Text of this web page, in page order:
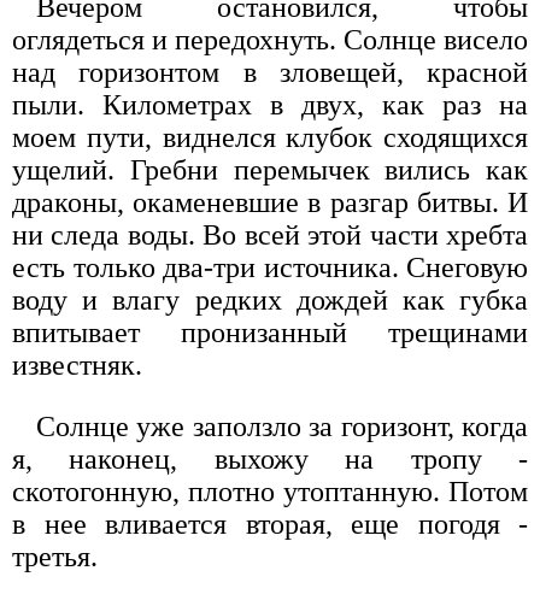
Вечером остановился, чтобы
оглядеться и передохнуть. Солнце висело
над горизонтом в зловещей, красной
пыли. Километрах в двух, как раз на
моем пути, виднелся клубок сходящихся
ущелий. Гребни перемычек вились как
драконы, окаменевшие в разгар битвы. И
ни следа воды. Во всей этой части хребта
есть только два-три источника. Снеговую
воду и влагу редких дождей как губка
впитывает пронизанный трещинами
известняк.
Солнце уже заползло за горизонт, когда
я, наконец, выхожу на тропу -
скотогонную, плотно утоптанную. Потом
в нее вливается вторая, еще погодя -
третья.